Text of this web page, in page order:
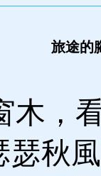
旅途的
，
瑟秋